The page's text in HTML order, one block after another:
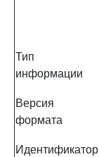
Тип
информации
Версия
формата
Идентификатор